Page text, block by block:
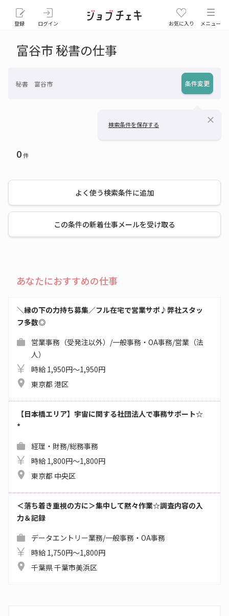
登録 ログイン お気に入り メニュー
富谷市 秘書の仕事
秘書 富谷市 条件変更
検索条件を保存する close
0件
よく使う検索条件に追加
この条件の新着仕事メールを受け取る
あなたにおすすめの仕事
＼縁の下の力持ち募集／フル在宅で営業サポ♪弊社スタッ
フ多数◎
営業事務（受発注以外）/一般事務・OA事務/営業（法
人）
時給 1,950円～1,950円
東京都 港区
【日本橋エリア】宇宙に関する社団法人で事務サポート☆
*
経理・財務/総務事務
時給 1,800円～1,800円
東京都 中央区
＜落ち着き重視の方に＞集中して黙々作業☆調査内容の入
力＆記録
データエントリー業務/一般事務・OA事務
時給 1,750円～1,800円
千葉県 千葉市美浜区